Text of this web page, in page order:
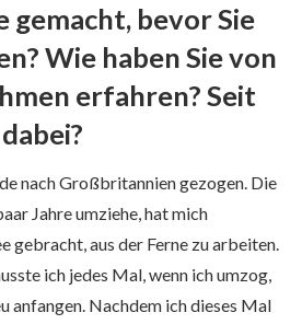
gemacht, bevor Sie
Wie haben Sie von
erfahren? Seit
nach Großbritannien gezogen. Die
Jahre umziehe, hat mich
gebracht, aus der Ferne zu arbeiten.
ich jedes Mal, wenn ich umzog,
anfangen. Nachdem ich dieses Mal